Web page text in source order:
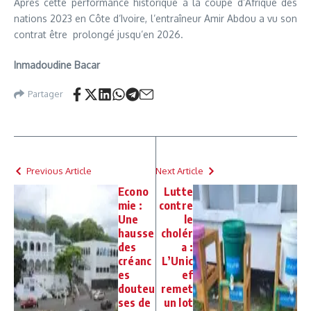
Après cette performance historique à la coupe d’Afrique des
nations 2023 en Côte d’Ivoire, l’entraîneur Amir Abdou a vu son
contrat être prolongé jusqu’en 2026.
Inmadoudine Bacar
Partager
Previous Article
Econo
mie :
Une
hausse
des
créanc
es
douteu
ses de
Next Article
Lutte
contre
le
cholér
a :
L’Unic
ef
remet
un lot